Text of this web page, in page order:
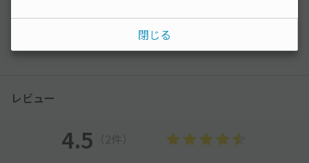
質問する
レビュー
4.5 （2件）
閉じる